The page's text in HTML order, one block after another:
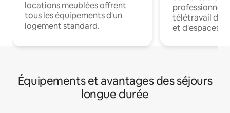
locations meublées offrent
tous les équipements d'un
logement standard.
professionnels
télétravail
et d'espaces
Équipements et avantages des séjours
longue durée